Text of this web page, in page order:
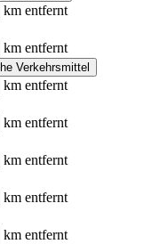
km entfernt
km entfernt
Verkehrsmittel
km entfernt
km entfernt
km entfernt
km entfernt
km entfernt